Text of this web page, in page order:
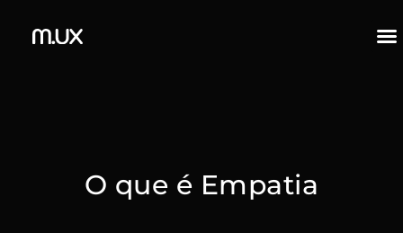
O que é Empatia